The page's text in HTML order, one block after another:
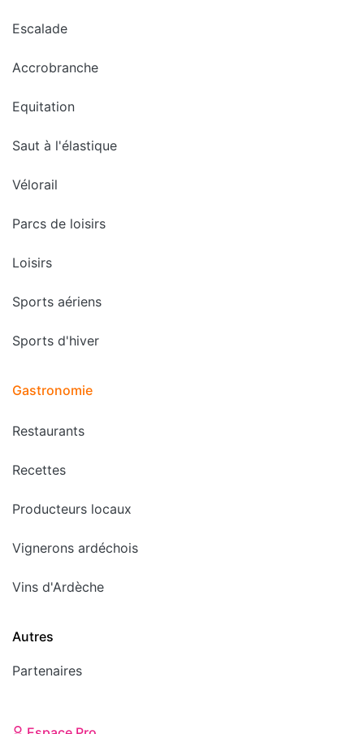
Escalade
Accrobranche
Equitation
Saut à l'élastique
Vélorail
Parcs de loisirs
Loisirs
Sports aériens
Sports d'hiver
Gastronomie
Restaurants
Recettes
Producteurs locaux
Vignerons ardéchois
Vins d'Ardèche
Autres
Partenaires